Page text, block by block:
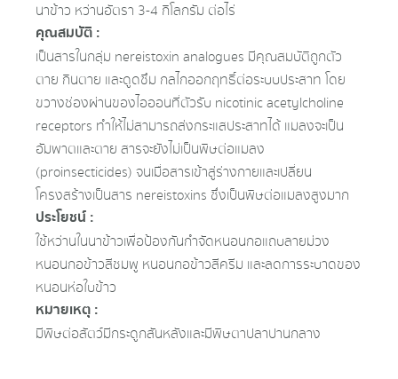
นาข้าว หว่านอัตรา 3-4 กิโลกรัม ต่อไร่
คุณสมบัติ :
เป็นสารในกลุ่ม nereistoxin analogues มีคุณสมบัติถูกตัว
ตาย กินตาย และดูดซึม กลไกออกฤทธิ์ต่อระบบประสาท โดย
ขวางช่องผ่านของไอออนที่ตัวรับ nicotinic acetylcholine
receptors ทำให้ไม่สามารถส่งกระแสประสาทได้ แมลงจะเป็น
อัมพาตและตาย สารจะยังไม่เป็นพิษต่อแมลง
(proinsecticides) จนเมื่อสารเข้าสู่ร่างกายและเปลี่ยน
โครงสร้างเป็นสาร nereistoxins ซึ่งเป็นพิษต่อแมลงสูงมาก
ประโยชน์ :
ใช้หว่านในนาข้าวเพื่อป้องกันกําจัดหนอนกอแถบลายม่วง
หนอนกอข้าวสีชมพู หนอนกอข้าวสีครีม และลดการระบาดของ
หนอนห่อใบข้าว
หมายเหตุ :
มีพิษต่อสัตว์มีกระดูกสันหลังและมีพิษตาปลาปานกลาง